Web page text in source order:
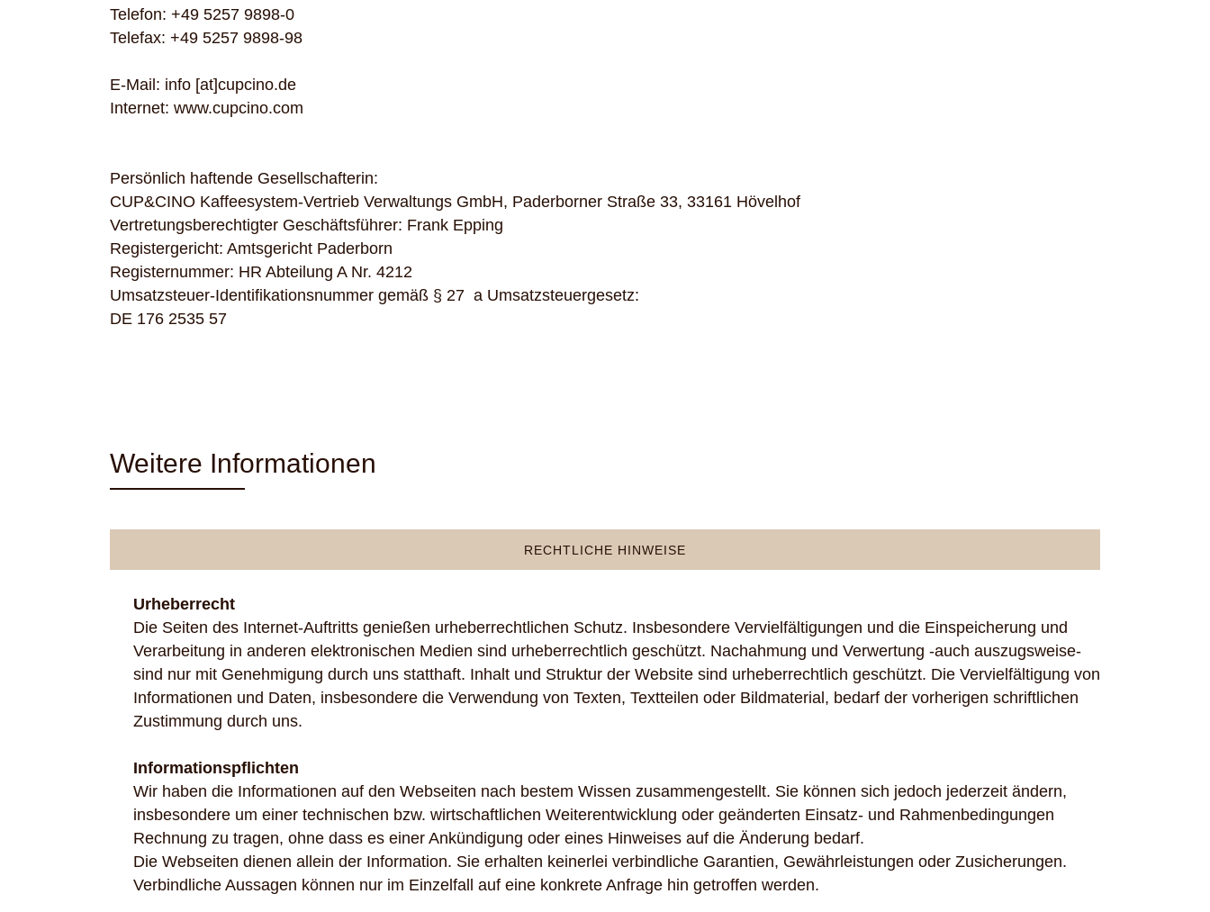
Telefon: +49 5257 9898-0
Telefax: +49 5257 9898-98
E-Mail: info [at]cupcino.de
Internet: www.cupcino.com
Persönlich haftende Gesellschafterin:
CUP&CINO Kaffeesystem-Vertrieb Verwaltungs GmbH, Paderborner Straße 33, 33161 Hövelhof
Vertretungsberechtigter Geschäftsführer: Frank Epping
Registergericht: Amtsgericht Paderborn
Registernummer: HR Abteilung A Nr. 4212
Umsatzsteuer-Identifikationsnummer gemäß § 27 a Umsatzsteuergesetz:
DE 176 2535 57
Weitere Informationen
RECHTLICHE HINWEISE
Urheberrecht
Die Seiten des Internet-Auftritts genießen urheberrechtlichen Schutz. Insbesondere Vervielfältigungen und die Einspeicherung und
Verarbeitung in anderen elektronischen Medien sind urheberrechtlich geschützt. Nachahmung und Verwertung -auch auszugsweise-
sind nur mit Genehmigung durch uns statthaft. Inhalt und Struktur der Website sind urheberrechtlich geschützt. Die Vervielfältigung von
Informationen und Daten, insbesondere die Verwendung von Texten, Textteilen oder Bildmaterial, bedarf der vorherigen schriftlichen
Zustimmung durch uns.
Informationspflichten
Wir haben die Informationen auf den Webseiten nach bestem Wissen zusammengestellt. Sie können sich jedoch jederzeit ändern,
insbesondere um einer technischen bzw. wirtschaftlichen Weiterentwicklung oder geänderten Einsatz- und Rahmenbedingungen
Rechnung zu tragen, ohne dass es einer Ankündigung oder eines Hinweises auf die Änderung bedarf.
Die Webseiten dienen allein der Information. Sie erhalten keinerlei verbindliche Garantien, Gewährleistungen oder Zusicherungen.
Verbindliche Aussagen können nur im Einzelfall auf eine konkrete Anfrage hin getroffen werden.